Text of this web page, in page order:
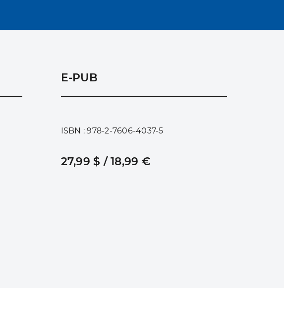
E-PUB
ISBN : 978-2-7606-4037-5
27,99 $ / 18,99 €